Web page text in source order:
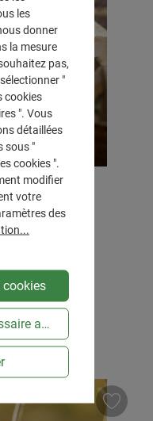
la quantité
les
donner
la mesure
pas,
"
cookies
". Vous
détaillées
sous "
cookies ".
modifier
votre
des
cookies
au niveau technique